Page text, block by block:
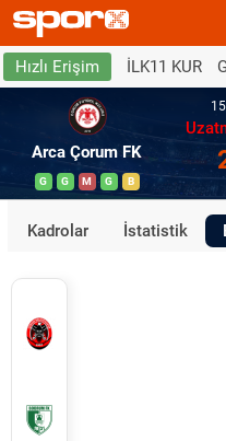
Hızlı Erişim İLK11 KUR
Arca Çorum FK
G G M G B
Kadrolar İstatistik